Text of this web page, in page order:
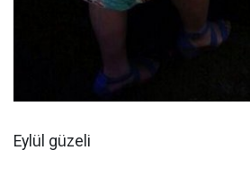
Eylül güzeli